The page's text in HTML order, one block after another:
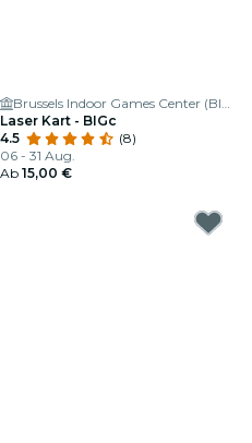
Brussels Indoor Games Center (BIGc) 🕹
Laser Kart - BIGc
4.5
(8)
06 - 31 Aug.
Ab 15,00 €